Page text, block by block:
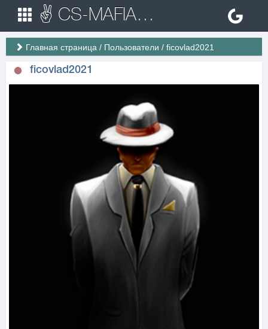
✌ CS-MAFIA.RU ✌ Игровые сервера Counter Strike 1.6
Главная страница / Пользователи / ficovlad2021
ficovlad2021